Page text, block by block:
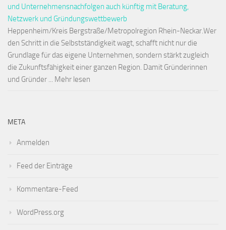
und Unternehmensnachfolgen auch künftig mit Beratung,
Netzwerk und Gründungswettbewerb
Heppenheim/Kreis Bergstraße/Metropolregion Rhein-Neckar.Wer
den Schritt in die Selbstständigkeit wagt, schafft nicht nur die
Grundlage für das eigene Unternehmen, sondern stärkt zugleich
die Zukunftsfähigkeit einer ganzen Region. Damit Gründerinnen
und Gründer ... Mehr lesen
META
Anmelden
Feed der Einträge
Kommentare-Feed
WordPress.org